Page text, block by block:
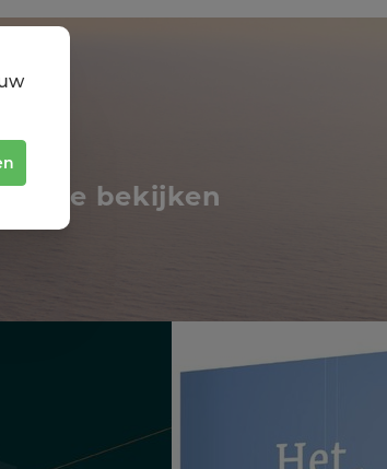
te bekijken